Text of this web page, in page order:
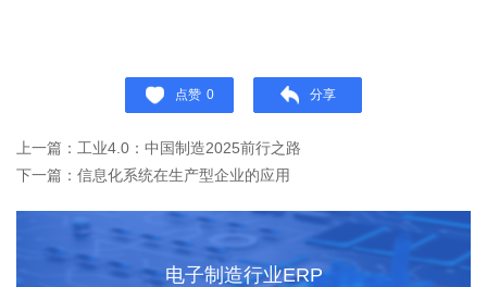
点赞 0 分享
上一篇：工业4.0：中国制造2025前行之路
下一篇：信息化系统在生产型企业的应用
电子制造行业ERP